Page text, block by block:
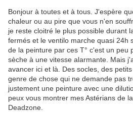
Bonjour à toutes et à tous. J'espère
chaleur ou au pire que vous n'en
je reste cloitré le plus possible durant
fermés et le ventilo marche quasi 24h
de la peinture par ces T° c'est un peu
sèche à une vitesse alarmante. Mais
avancer ici et là. Des socles, des
genre de chose qui ne demande pas
justement une peinture avec une
peux vous montrer mes Astérians de
Deadzone.